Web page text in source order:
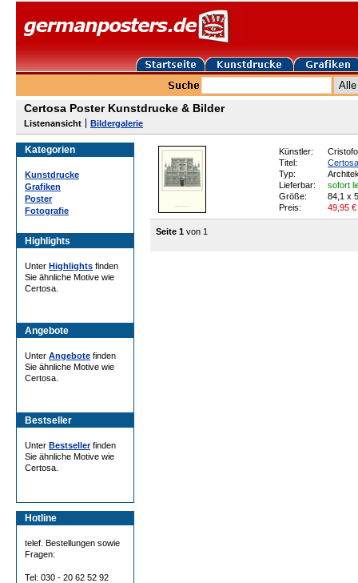
Certosa Poster Kunstdrucke & Bilder
Listenansicht Bildergalerie
Kategorien
Kunstdrucke
Grafiken
Poster
Fotografie
Highlights
Unter Highlights finden
Sie ähnliche Motive wie
Certosa.
Angebote
Unter Angebote finden
Sie ähnliche Motive wie
Certosa.
Bestseller
Unter Bestsellerfinden
Sie ähnliche Motive wie
Certosa.
Hotline
telef. Bestellungen sowie
Fragen:
Tel: 030 - 20 62 52 92
Künstler:
Titel:
Typ:
Lieferbar:
sofort
Größe:
84,1 x
Preis:
49,95 €
Seite 1 von 1